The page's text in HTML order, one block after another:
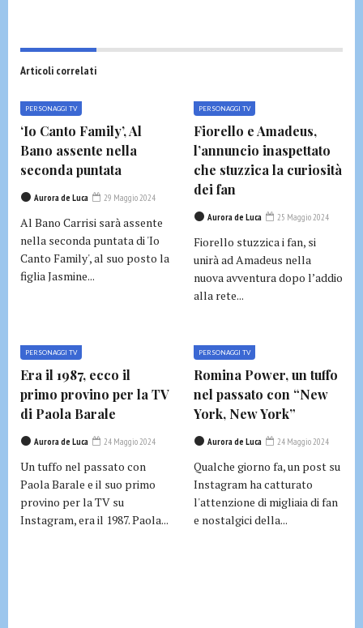
Articoli correlati
PERSONAGGI TV
‘Io Canto Family’, Al
Bano assente nella
seconda puntata
Aurora de Luca 29 Maggio 2024
Al Bano Carrisi sarà assente
nella seconda puntata di 'Io
Canto Family', al suo posto la
figlia Jasmine...
PERSONAGGI TV
Fiorello e Amadeus,
l’annuncio inaspettato
che stuzzica la curiosità
dei fan
Aurora de Luca 25 Maggio 2024
Fiorello stuzzica i fan, si
unirà ad Amadeus nella
nuova avventura dopo l’addio
alla rete...
PERSONAGGI TV
Era il 1987, ecco il
primo provino per la TV
di Paola Barale
Aurora de Luca 24 Maggio 2024
Un tuffo nel passato con
Paola Barale e il suo primo
provino per la TV su
Instagram, era il 1987. Paola...
PERSONAGGI TV
Romina Power, un tuffo
nel passato con “New
York, New York”
Aurora de Luca 24 Maggio 2024
Qualche giorno fa, un post su
Instagram ha catturato
l'attenzione di migliaia di fan
e nostalgici della...